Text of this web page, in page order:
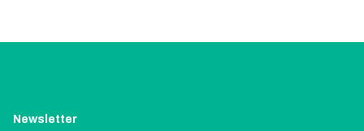
Newsletter